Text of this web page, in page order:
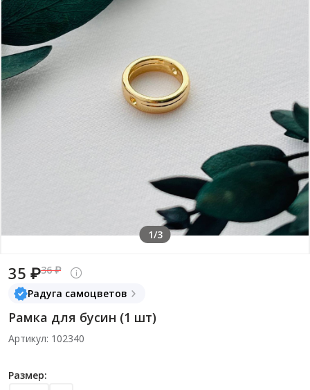
1/3
35 ₽36 ₽
Радуга самоцветов
Рамка для бусин (1 шт)
Артикул: 102340
Размер: